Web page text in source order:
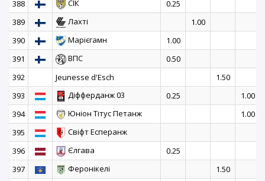
388
СІК
0.25
389
Лахті
1.00
390
Марієгамн
1.00
391
ВПС
0.50
392
Jeunesse d'Esch
1.50
393
Діфферданж 03 0.25
1.00
394
Юніон Тітус Петанж
1.00
395
Свіфт Есперанж
396
Єлгава
0.25
397
Феронікелі
1.50